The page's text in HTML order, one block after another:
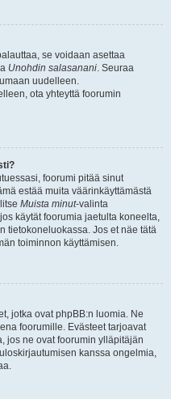
se voidaan asettaa
Unohdin salasanani. Seuraa
uudelleen.
ota yhteyttä foorumin
foorumi pitää sinut
estää muita väärinkäyttämästä
Muista minut-valinta
käytät foorumia jaetulta koneelta,
tietokoneluokassa. Jos et näe tätä
toiminnon käyttämisen.
jotka ovat phpBB:n luomia. Ne
foorumille. Evästeet tarjoavat
jos ne ovat foorumin ylläpitäjän
kanssa ongelmia,